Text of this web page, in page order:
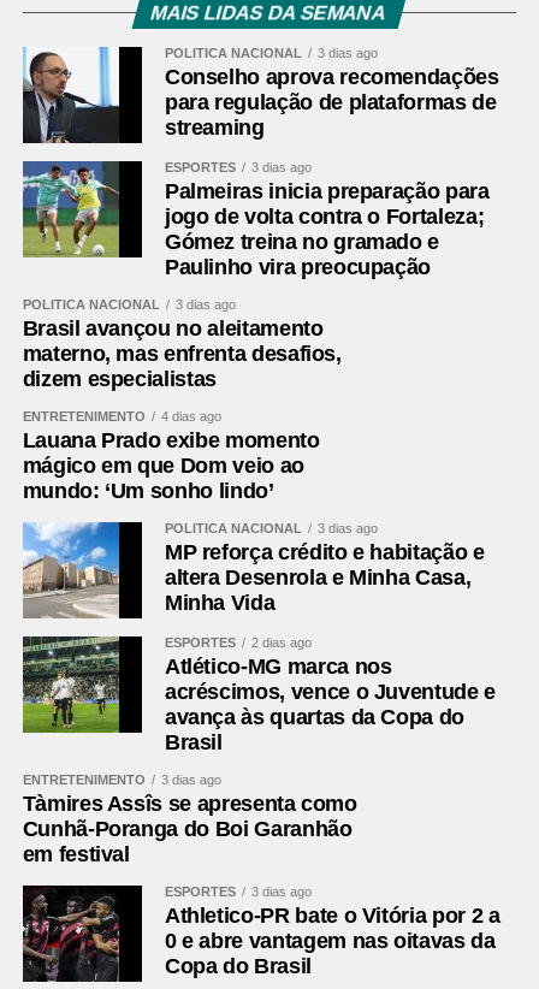
MAIS LIDAS DA SEMANA
POLÍTICA NACIONAL 3 dias ago
Conselho aprova recomendações
para regulação de plataformas de
streaming
ESPORTES 3 dias ago
Palmeiras inicia preparação para
jogo de volta contra o Fortaleza;
Gómez treina no gramado e
Paulinho vira preocupação
POLÍTICA NACIONAL 3 dias ago
Brasil avançou no aleitamento
materno, mas enfrenta desafios,
dizem especialistas
ENTRETENIMENTO 4 dias ago
Lauana Prado exibe momento
mágico em que Dom veio ao
mundo: ‘Um sonho lindo’
POLÍTICA NACIONAL 3 dias ago
MP reforça crédito e habitação e
altera Desenrola e Minha Casa,
Minha Vida
ESPORTES 2 dias ago
Atlético-MG marca nos
acréscimos, vence o Juventude e
avança às quartas da Copa do
Brasil
ENTRETENIMENTO 3 dias ago
Tàmires Assîs se apresenta como
Cunhã-Poranga do Boi Garanhão
em festival
ESPORTES 3 dias ago
Athletico-PR bate o Vitória por 2 a
0 e abre vantagem nas oitavas da
Copa do Brasil